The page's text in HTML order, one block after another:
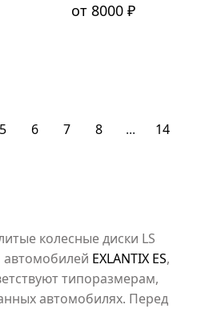
от 8000 ₽
5 6 7 8 ...
14
колесные диски LS
EXLANTIX ES,
типоразмерам,
автомобилях. Перед